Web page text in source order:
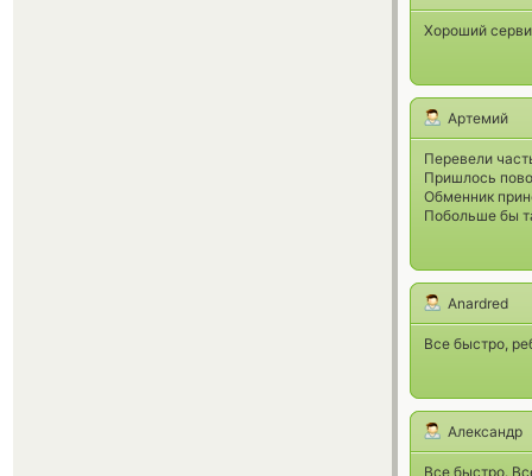
Хороший
Артемий
Перевели
Пришлось
Обменник
Побольше бы
Anardred
Все быстро,
Александр
Все быстро.